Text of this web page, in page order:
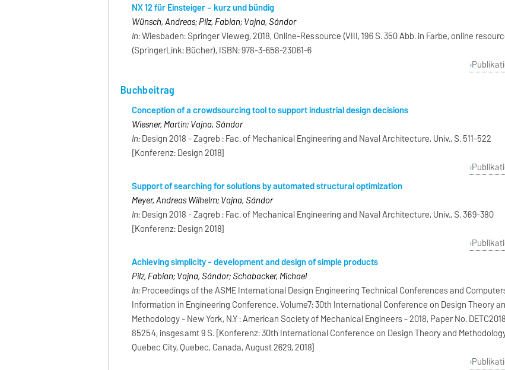
NX 12 für Einsteiger – kurz und bündig
Wünsch, Andreas; Pilz, Fabian; Vajna, Sándor
In:Wiesbaden: Springer Vieweg, 2018, Online-Ressource (VIII, 196 S. 350 Abb. in Farbe, online
(SpringerLink; Bücher), ISBN: 978-3-658-23061-6
Buchbeitrag
Conception of a crowdsourcing tool to support industrial design decisions
Wiesner, Martin; Vajna, Sándor
In:Design 2018 - Zagreb : Fac. of Mechanical Engineering and Naval Architecture, Univ., S. 511-522
[Konferenz: Design 2018]
Support of searching for solutions by automated structural optimization
Meyer, Andreas Wilhelm; Vajna, Sándor
In:Design 2018 - Zagreb : Fac. of Mechanical Engineering and Naval Architecture, Univ., S. 369-380
[Konferenz: Design 2018]
Achieving simplicity - development and design of simple products
Pilz, Fabian; Vajna, Sándor; Schabacker, Michael
In:Proceedings of the ASME International Design Engineering Technical Conferences and
Information in Engineering Conference. Volume7: 30th International Conference on Design Theory
Methodology - New York, N.Y : American Society of Mechanical Engineers - 2018, Paper No.
85254, insgesamt 9 S. [Konferenz: 30th International Conference on Design Theory and
Quebec City, Quebec, Canada, August 2629, 2018]